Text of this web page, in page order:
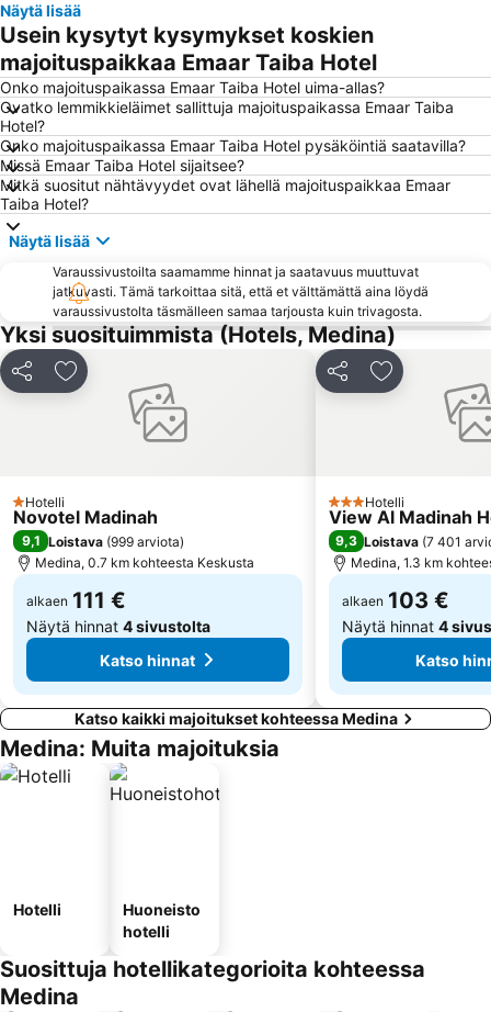
Näytä lisää
Usein kysytyt kysymykset koskien
majoituspaikkaa Emaar Taiba Hotel
Onko majoituspaikassa Emaar Taiba Hotel uima-allas?
Ovatko lemmikkieläimet sallittuja majoituspaikassa Emaar Taiba
Hotel?
Onko majoituspaikassa Emaar Taiba Hotel pysäköintiä saatavilla?
Missä Emaar Taiba Hotel sijaitsee?
Mitkä suositut nähtävyydet ovat lähellä majoituspaikkaa Emaar
Taiba Hotel?
Näytä lisää
Varaussivustoilta saamamme hinnat ja saatavuus muuttuvat
jatkuvasti. Tämä tarkoittaa sitä, että et välttämättä aina löydä
varaussivustolta täsmälleen samaa tarjousta kuin trivagosta.
Yksi suosituimmista (Hotels, Medina)
Jaa Lisää suosikkeihin
1 Tähtiluokitus
Hotelli
Novotel Madinah
9,1 Loistava (999 arviota)
Medina, 0.7 km kohteesta Keskusta
alkaen 111 €
Näytä hinnat 4 sivustolta
Katso hinnat
Jaa Lisää
3 Tähtiluokitus
Hotelli
View Al Madinah
9,3 Loistava (7 401
Medina, 1.3 km
alkaen 103 €
Näytä hinnat 4
Katso
Katso kaikki majoitukset kohteessa Medina
Medina: Muita majoituksia
Hotelli
Huoneisto
hotelli
Suosittuja hotellikategorioita kohteessa
Medina